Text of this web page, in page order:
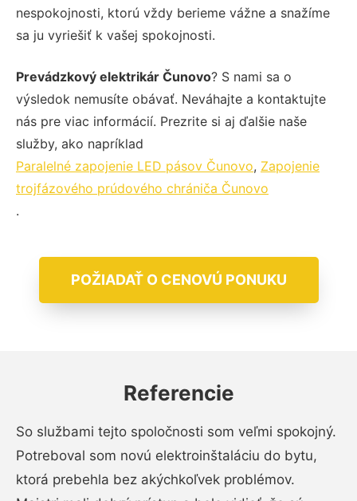
nespokojnosti, ktorú vždy berieme vážne a snažíme
sa ju vyriešiť k vašej spokojnosti.
Prevádzkový elektrikár Čunovo? S nami sa o
výsledok nemusíte obávať. Neváhajte a kontaktujte
nás pre viac informácií. Prezrite si aj ďalšie naše
služby, ako napríklad
Paralelné zapojenie LED pásov Čunovo, Zapojenie
trojfázového prúdového chrániča Čunovo
.
POŽIADAŤ O CENOVÚ PONUKU
Referencie
So službami tejto spoločnosti som veľmi spokojný.
Potreboval som novú elektroinštaláciu do bytu,
ktorá prebehla bez akýchkoľvek problémov.